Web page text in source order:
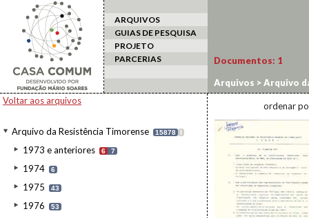
ARQUIVOS
GUIAS DE PESQUISA
PROJETO
PARCERIAS
Voltar aos arquivos
Arquivo da Resistência Timorense 15878 I
1973 e anteriores 6 7
1974 6
1975 43
1976 53
Documentos: 1
Arquivos >Arquivo
ordenar